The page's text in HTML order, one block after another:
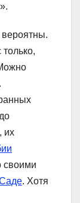
вероятны.
их
своими
. Хотя